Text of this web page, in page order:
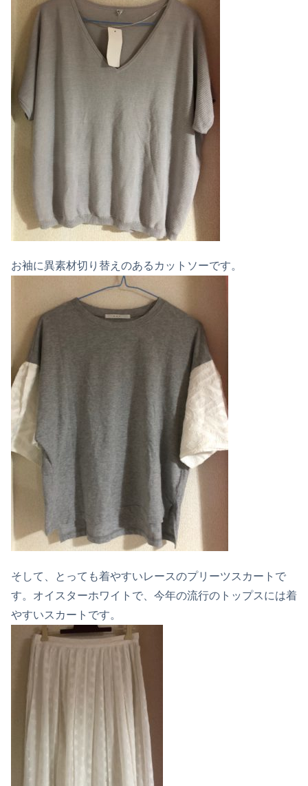
お袖に異素材切り替えのあるカットソーです。
そして、とっても着やすいレースのプリーツスカートで
す。オイスターホワイトで、今年の流行のトップスには着
やすいスカートです。